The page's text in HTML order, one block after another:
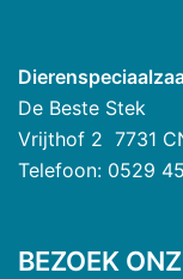
De Beste Stek
Vrijthof 2 7731
Telefoon: 0529
BEZOEK